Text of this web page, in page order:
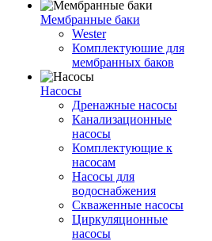
Мембранные баки
Wester
Комплектуюшие для
мембранных баков
Насосы
Дренажные насосы
Канализационные
насосы
Комплектующие к
насосам
Насосы для
водоснабжения
Скваженные насосы
Циркуляционные
насосы